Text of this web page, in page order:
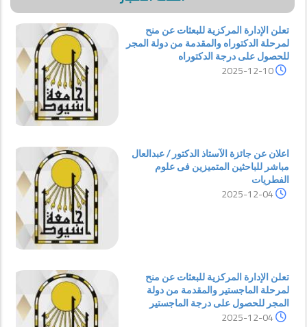
تعلن الإدارة المركزية للبعثات عن منح
لمرحلة الدكتوراه والمقدمة من دولة المجر
للحصول على درجة الدكتوراه
2025-12-10
اعلان عن جائزة الآستاذ الدكتور / عبدالعال
مباشر للباحثين المتميزين فى علوم
الفطريات
2025-12-04
تعلن الإدارة المركزية للبعثات عن منح
لمرحلة الماجستير والمقدمة من دولة
المجر للحصول على درجة الماجستير
2025-12-04